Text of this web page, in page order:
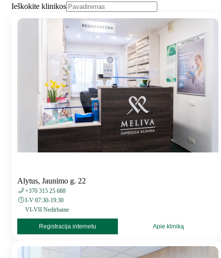
Ieškokite klinikos
Alytus, Jaunimo g. 22
+370 315 25 688
I-V 07:30-19:30
VI-VII Nedirbame
Registracija internetu Apie kliniką